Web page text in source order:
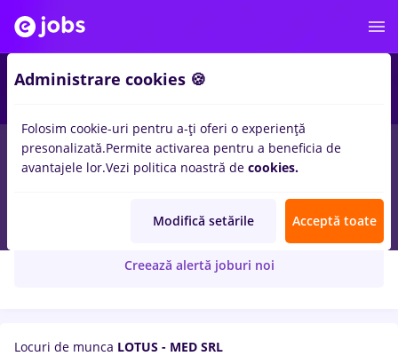
LOTUS - MED SRL
Creează alertă joburi noi
Locuri de munca LOTUS - MED SRL
Administrare cookies 🍪
Folosim cookie-uri pentru a-ți oferi o experiență
presonalizată.Permite activarea pentru a beneficia de
avantajele lor.Vezi politica noastră de cookies.
Modifică setările Acceptă toate